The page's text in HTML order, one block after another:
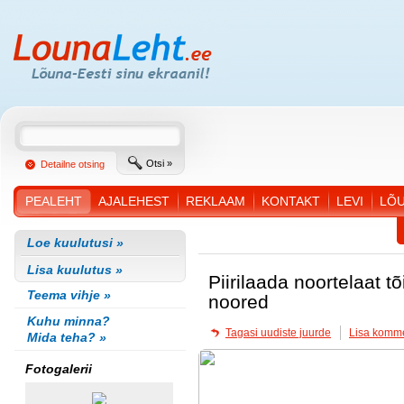
Detailne otsing Otsi »
PEALEHT AJALEHEST REKLAAM KONTAKT LEVI
Loe kuulutusi »
Lisa kuulutus »
Teema vihje »
Kuhu minna?
Mida teha? »
Fotogalerii
Piirilaada noortelaat
noored
Tagasi uudiste juurde Lisa